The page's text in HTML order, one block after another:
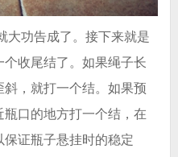
大功告成了。接下来就是
收尾结了。如果绳子长
，就打一个结。如果预
口的地方打一个结，在
证瓶子悬挂时的稳定